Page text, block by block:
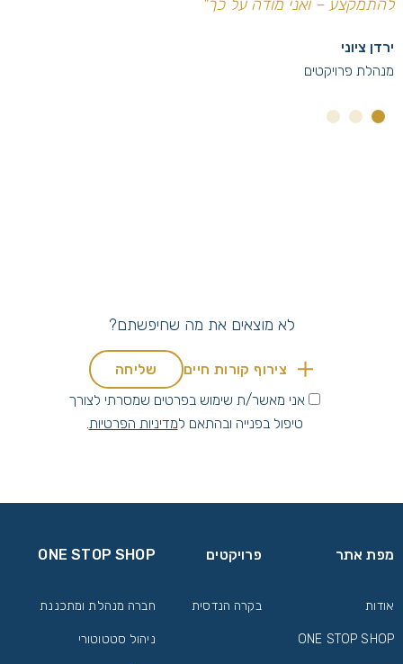
להתמקצע – ואני מודה על כך"
ירדן ציוני
מנהלת פרויקטים
1
2
3
לא מוצאים את מה שחיפשתם?
צירוף קורות חיים
אני מאשר/ת שימוש בפרטים שמסרתי לצורך
טיפול בפנייה ובהתאם למדיניות הפרטיות.
מפת אתר
אודות
ONE STOP SHOP
פרויקטים
בקרה הנדסית
ONE STOP SHOP
חברה מנהלת ומתכננת
ניהול סטטוטורי